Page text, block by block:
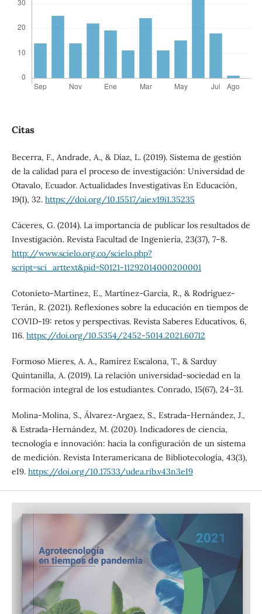
Citas
Becerra, F., Andrade, A., & Díaz, L. (2019). Sistema de gestión
de la calidad para el proceso de investigación: Universidad de
Otavalo, Ecuador. Actualidades Investigativas En Educación,
19(1), 32. https://doi.org/10.15517/aie.v19i1.35235
Cáceres, G. (2014). La importancia de publicar los resultados de
Investigación. Revista Facultad de Ingeniería, 23(37), 7–8.
http://www.scielo.org.co/scielo.php?
script=sci_arttext&pid=S0121-11292014000200001
Cotonieto-Martínez, E., Martínez-García, R., & Rodríguez-
Terán, R. (2021). Reflexiones sobre la educación en tiempos de
COVID-19: retos y perspectivas. Revista Saberes Educativos, 6,
116. https://doi.org/10.5354/2452-5014.2021.60712
Formoso Mieres, A. A., Ramírez Escalona, T., & Sarduy
Quintanilla, A. (2019). La relación universidad-sociedad en la
formación integral de los estudiantes. Conrado, 15(67), 24–31.
Molina-Molina, S., Álvarez-Argaez, S., Estrada-Hernández, J.,
& Estrada-Hernández, M. (2020). Indicadores de ciencia,
tecnología e innovación: hacia la configuración de un sistema
de medición. Revista Interamericana de Bibliotecología, 43(3),
eI9. https://doi.org/10.17533/udea.rib.v43n3eI9